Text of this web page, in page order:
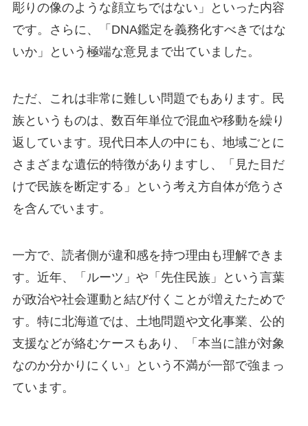
彫りの像のような顔立ちではない」といった内容
です。さらに、「DNA鑑定を義務化すべきではな
いか」という極端な意見まで出ていました。
ただ、これは非常に難しい問題でもあります。民
族というものは、数百年単位で混血や移動を繰り
返しています。現代日本人の中にも、地域ごとに
さまざまな遺伝的特徴がありますし、「見た目だ
けで民族を断定する」という考え方自体が危うさ
を含んでいます。
一方で、読者側が違和感を持つ理由も理解できま
す。近年、「ルーツ」や「先住民族」という言葉
が政治や社会運動と結び付くことが増えたためで
す。特に北海道では、土地問題や文化事業、公的
支援などが絡むケースもあり、「本当に誰が対象
なのか分かりにくい」という不満が一部で強まっ
ています。